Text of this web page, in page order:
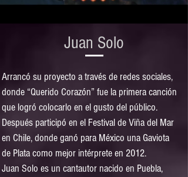
Juan Solo
Arrancó su proyecto a través de redes sociales,
donde “Querido Corazón” fue la primera canción
que logró colocarlo en el gusto del público.
Después participó en el Festival de Viña del Mar
en Chile, donde ganó para México una Gaviota
de Plata como mejor intérprete en 2012.
Juan Solo es un cantautor nacido en Puebla,